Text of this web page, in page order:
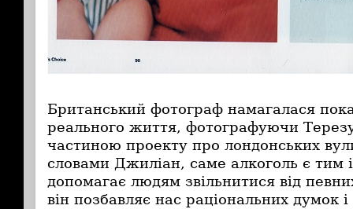
Британський фотограф намагалася
реального життя, фотографуючи
частиною проекту про лондонських
словами Джиліан, саме алкоголь є тим
допомагає людям звільнитися від
він позбавляє нас раціональних думок